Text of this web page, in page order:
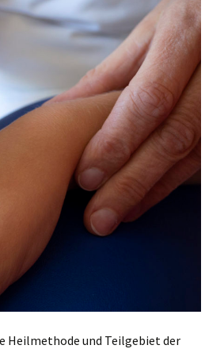
Heilmethode und Teilgebiet der